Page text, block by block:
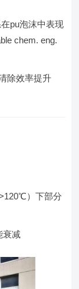
pu泡沫中表现
chem. eng.
除效率提升
）下部分
衰减